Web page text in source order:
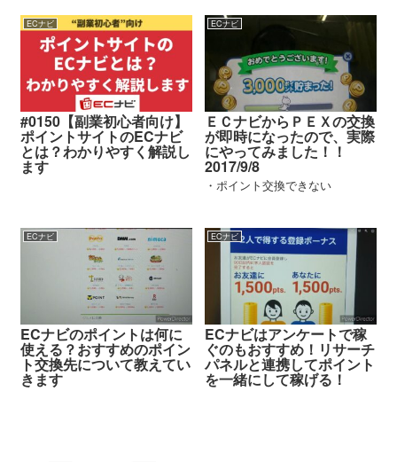
ECナビ
#0150【副業初心者向け】
ポイントサイトのECナビ
とは？わかりやすく解説し
ます
ECナビ
ＥＣナビからＰＥＸの交換
が即時になったので、実際
にやってみました！！
2017/9/8
・ポイント交換できない
ECナビ
ECナビのポイントは何に
使える？おすすめのポイン
ト交換先について教えてい
きます
ECナビ
ECナビはアンケートで稼
ぐのもおすすめ！リサーチ
パネルと連携してポイント
を一緒にして稼げる！